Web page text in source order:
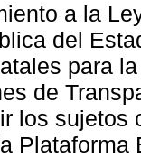
a la
del
para
de
los sujetos
Plataforma